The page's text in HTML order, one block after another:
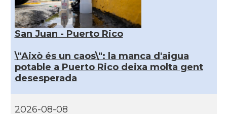
San Juan - Puerto Rico
\"Això és un caos\": la manca d'aigua
potable a Puerto Rico deixa molta gent
desesperada
2026-08-08